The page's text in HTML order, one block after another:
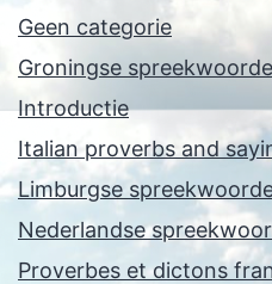
Geen categorie
Groningse
Introductie
Italian proverbs and
Limburgse
Nederlandse
Proverbes et dictons